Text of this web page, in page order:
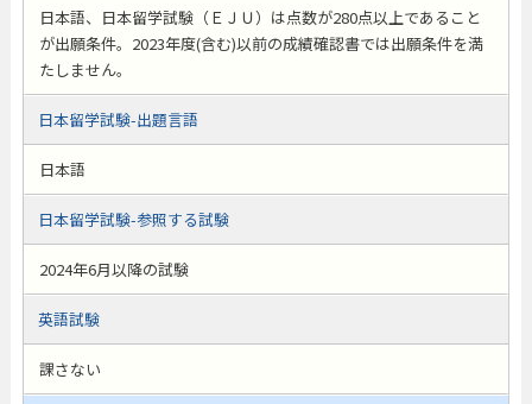
日本語、日本留学試験（ＥＪＵ）は点数が280点以上であること
が出願条件。2023年度(含む)以前の成績確認書では出願条件を満
たしません。
日本留学試験-出題言語
日本語
日本留学試験-参照する試験
2024年6月以降の試験
英語試験
課さない